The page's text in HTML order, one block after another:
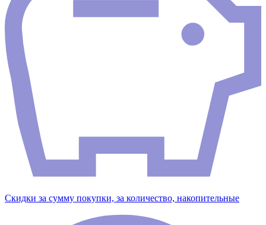
Скидки за сумму покупки, за количество, накопительные